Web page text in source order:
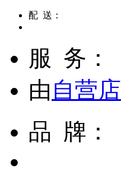
配 送：
服 务：
由 自营店
品 牌：